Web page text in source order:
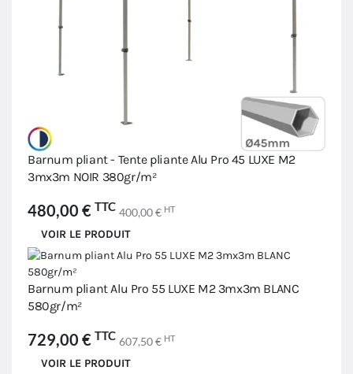
Barnum pliant - Tente pliante Alu Pro 45 LUXE M2
3mx3m NOIR 380gr/m²
480,00 € TTC 400,00 € HT
VOIR LE PRODUIT
Barnum pliant Alu Pro 55 LUXE M2 3mx3m BLANC
580gr/m²
729,00 € TTC 607,50 € HT
VOIR LE PRODUIT